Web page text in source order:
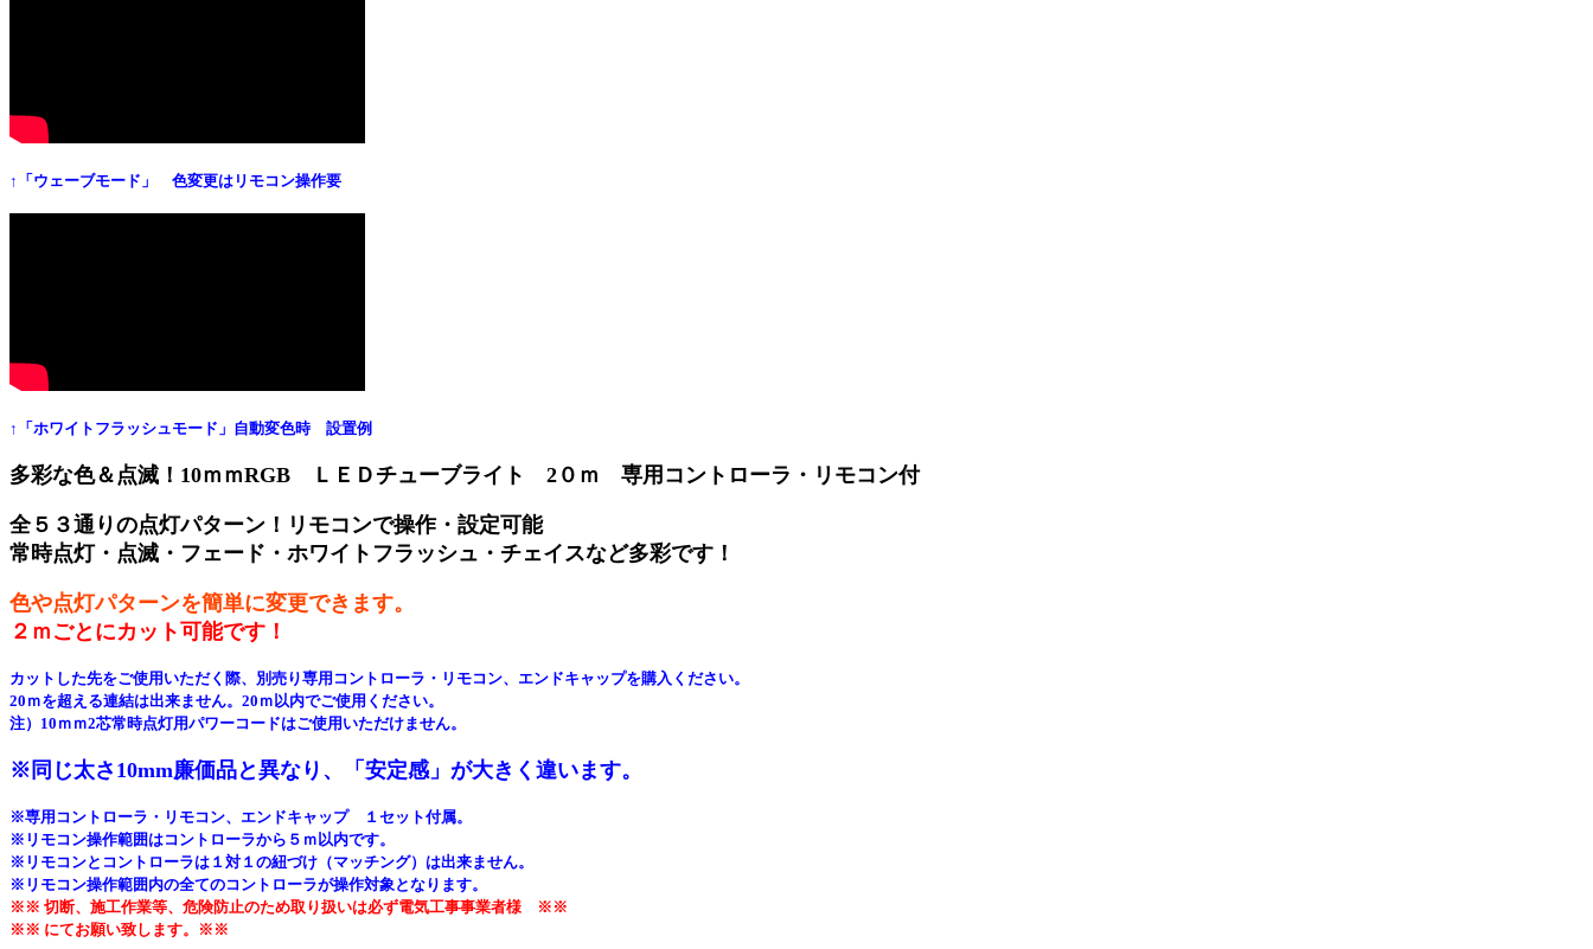
↑「ウェーブモード」 色変更はリモコン操作要
↑「ホワイトフラッシュモード」自動変色時 設置例
多彩な色＆点滅！10ｍｍRGB ＬＥＤチューブライト 2０ｍ 専用コントローラ・リモコン付
全５３通りの点灯パターン！リモコンで操作・設定可能
常時点灯・点滅・フェード・ホワイトフラッシュ・チェイスなど多彩です！
色や点灯パターンを簡単に変更できます。
２ｍごとにカット可能です！
カットした先をご使用いただく際、別売り専用コントローラ・リモコン、エンドキャップを購入ください。
20ｍを超える連結は出来ません。20ｍ以内でご使用ください。
注）10ｍｍ2芯常時点灯用パワーコードはご使用いただけません。
※同じ太さ10mm廉価品と異なり、「安定感」が大きく違います。
※専用コントローラ・リモコン、エンドキャップ １セット付属。
※リモコン操作範囲はコントローラから５ｍ以内です。
※リモコンとコントローラは１対１の紐づけ（マッチング）は出来ません。
※リモコン操作範囲内の全てのコントローラが操作対象となります。
※※ 切断、施工作業等、危険防止のため取り扱いは必ず電気工事事業者様 ※※
※※ にてお願い致します。※※